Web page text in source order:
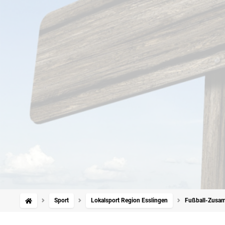
Sport Lokalsport Region Esslingen Fußball-